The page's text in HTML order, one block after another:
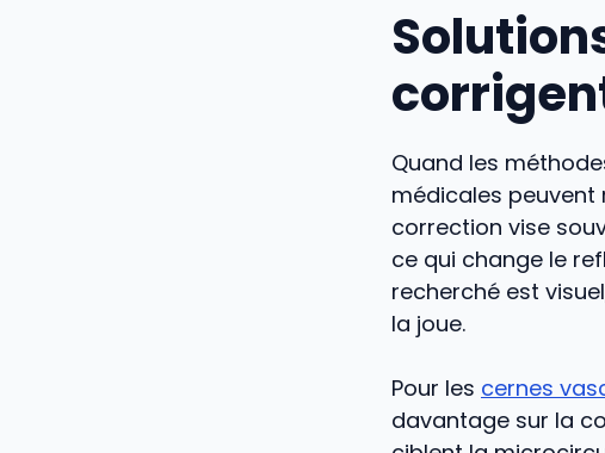
Quand les
médicales peuvent
correction vise
ce qui change le
recherché est
la joue.
Pour les cernes
davantage sur la